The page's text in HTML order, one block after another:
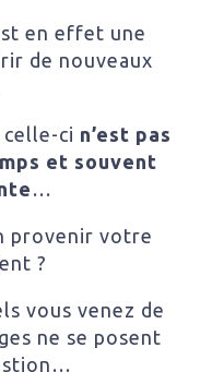
en effet une
de nouveaux
celle-ci n’est pas
et souvent
…
provenir votre
?
vous venez de
ne se posent